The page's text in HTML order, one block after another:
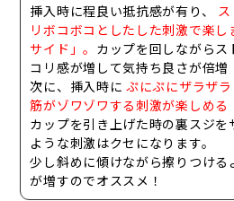
挿入時に程良い抵抗感が有り、
リボコボコとしたした刺激で楽
サイド」。 カップを回しながらス
コリ感が増して気持ち良さが倍増
次に、挿入時に ぷにぷにザラザ
筋がゾワゾワする刺激が楽しめる
カップを引き上げた時の裏スジを
ような刺激 はクセになります。
少し斜めに傾けながら擦りつける
が増すのでオススメ！